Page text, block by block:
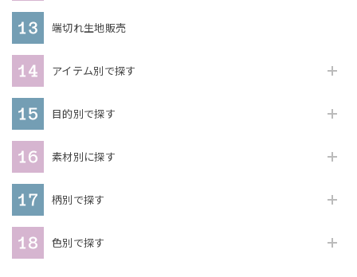
端切れ生地販売
アイテム別で探す
目的別で探す
素材別に探す
柄別で探す
色別で探す